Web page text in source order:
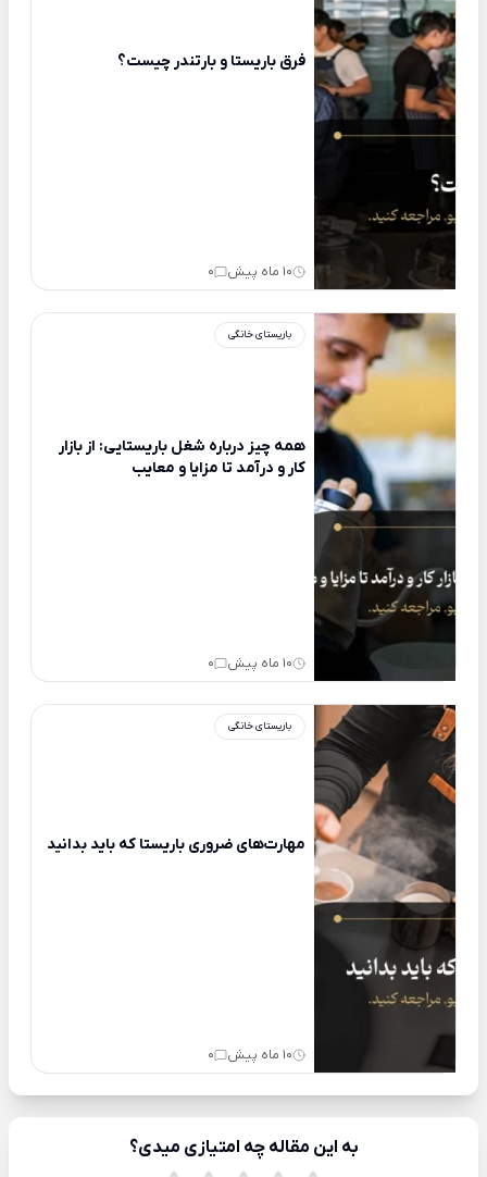
فرق باریستا و بارتندر چیست؟
10 ماه پیش 0
باریستای خانگی
همه چیز درباره شغل باریستایی: از بازار
کار و درآمد تا مزایا و معایب
10 ماه پیش 0
باریستای خانگی
مهارت‌های ضروری باریستا که باید بدانید
10 ماه پیش 0
به این مقاله چه امتیازی میدی؟